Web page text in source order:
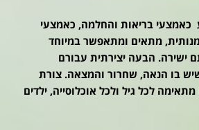
כאמצעי בריאות והחלמה, כאמצעי
מתאים ומתאפשר במיוחד
ישירה. הבעה יצירתית עבורם
בו הנאה, שחרור והמצאה. צורת
מתאימה לכל גיל ולכל אוכלוסייה, ילדים